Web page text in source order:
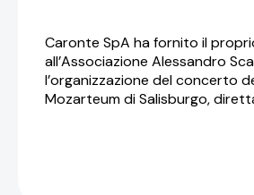
Caronte SpA ha fornito il
all’Associazione Alessandro
l’organizzazione del concerto
Mozarteum di Salisburgo,